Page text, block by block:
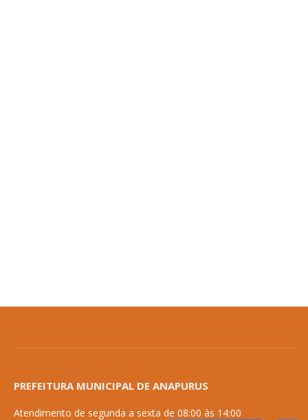
PREFEITURA MUNICIPAL DE ANAPURUS
Atendimento de segunda a sexta de 08:00 às 14:00